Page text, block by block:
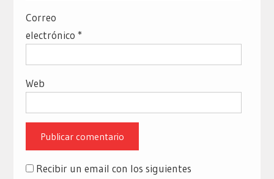
Correo
electrónico *
Web
Recibir un email con los siguientes